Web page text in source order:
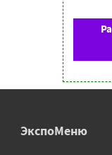
ЭкспоМеню